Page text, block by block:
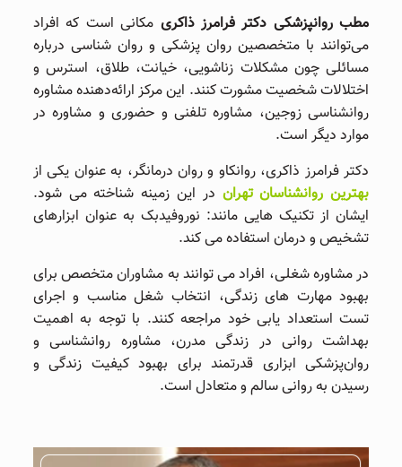
مطب روانپزشکی دکتر فرامرز ذاکری مکانی است که افراد
می‌توانند با متخصصین روان ‌پزشکی و روان ‌شناسی درباره
مسائلی چون مشکلات زناشویی، خیانت، طلاق، استرس و
اختلالات شخصیت مشورت کنند. این مرکز ارائه‌دهنده مشاوره
روانشناسی زوجین، مشاوره تلفنی و حضوری و مشاوره در
موارد دیگر است.
دکتر فرامرز ذاکری، روانکاو و روان درمانگر، به عنوان یکی از
بهترین روانشناسان تهران در این زمینه شناخته می ‌شود.
ایشان از تکنیک ‌هایی مانند: نوروفیدبک به عنوان ابزارهای
تشخیص و درمان استفاده می ‌کند.
در مشاوره شغلی، افراد می ‌توانند به مشاوران متخصص برای
بهبود مهارت‌ های زندگی، انتخاب شغل مناسب و اجرای
تست استعداد یابی خود مراجعه کنند. با توجه به اهمیت
بهداشت روانی در زندگی مدرن، مشاوره روانشناسی و
روان‌پزشکی ابزاری قدرتمند برای بهبود کیفیت زندگی و
رسیدن به روانی سالم و متعادل است.